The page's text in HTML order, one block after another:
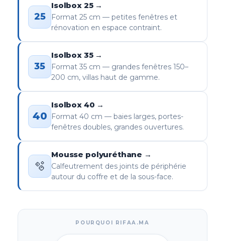
25
Isolbox 25 →
Format 25 cm — petites fenêtres et
rénovation en espace contraint.
35
Isolbox 35 →
Format 35 cm — grandes fenêtres 150–
200 cm, villas haut de gamme.
40
Isolbox 40 →
Format 40 cm — baies larges, portes-
fenêtres doubles, grandes ouvertures.
🫧
Mousse polyuréthane →
Calfeutrement des joints de périphérie
autour du coffre et de la sous-face.
POURQUOI RIFAA.MA